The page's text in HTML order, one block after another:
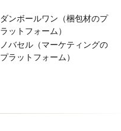
ダンボールワン（梱包材のプ
ラットフォーム）
ノバセル（マーケティングの
プラットフォーム）